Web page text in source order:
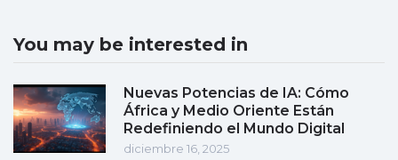
You may be interested in
Nuevas Potencias de IA: Cómo
África y Medio Oriente Están
Redefiniendo el Mundo Digital
diciembre 16, 2025